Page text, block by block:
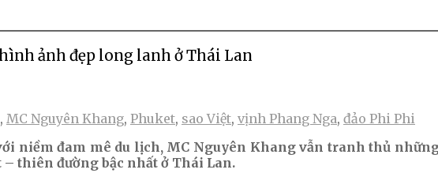
ảnh đẹp long lanh ở Thái Lan
, MC Nguyên Khang, Phuket, sao Việt, vịnh Phang Nga, đảo Phi Phi
niềm đam mê du lịch, MC Nguyên Khang vẫn tranh thủ
thiên đường bậc nhất ở Thái Lan.